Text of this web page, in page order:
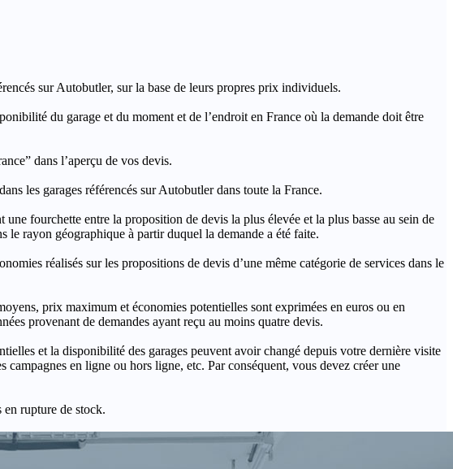
sur Autobutler, sur la base de leurs propres prix individuels.
du garage et du moment et de l’endroit en France où la demande doit être
dans l’aperçu de vos devis.
les garages référencés sur Autobutler dans toute la France.
fourchette entre la proposition de devis la plus élevée et la plus basse au sein de
le rayon géographique à partir duquel la demande a été faite.
réalisés sur les propositions de devis d’une même catégorie de services dans le
prix maximum et économies potentielles sont exprimées en euros ou en
provenant de demandes ayant reçu au moins quatre devis.
et la disponibilité des garages peuvent avoir changé depuis votre dernière visite
en ligne ou hors ligne, etc. Par conséquent, vous devez créer une
en rupture de stock.